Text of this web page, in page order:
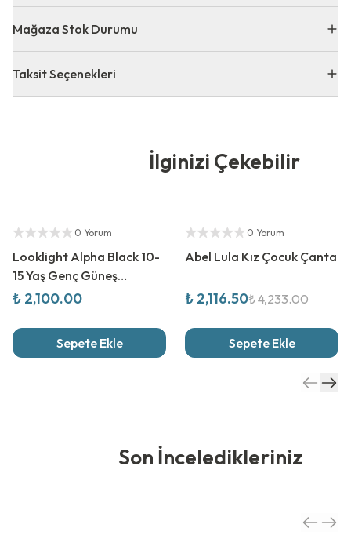
Mağaza Stok Durumu
Taksit Seçenekleri
İlginizi Çekebilir
0 Yorum
Looklight Alpha Black 10-
15 Yaş Genç Güneş
Gözlüğü
₺ 2,100.00
Sepete Ekle
Yetkili Satıcı
0 Yorum
Abel Lula Kız Çocuk Çanta
₺ 2,116.50₺ 4,233.00
Sepete Ekle
Son İnceledikleriniz